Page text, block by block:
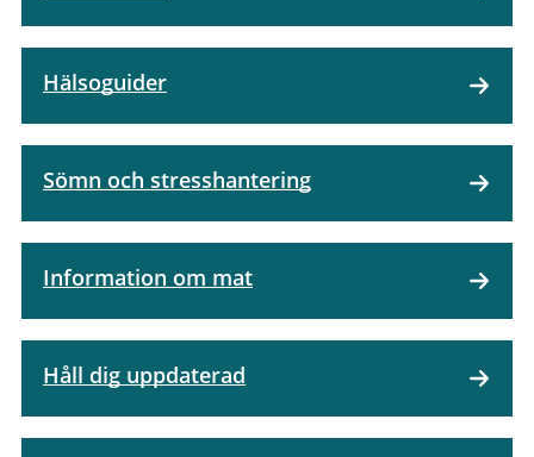
Hälsoguider
Sömn och stresshantering
Information om mat
Håll dig uppdaterad